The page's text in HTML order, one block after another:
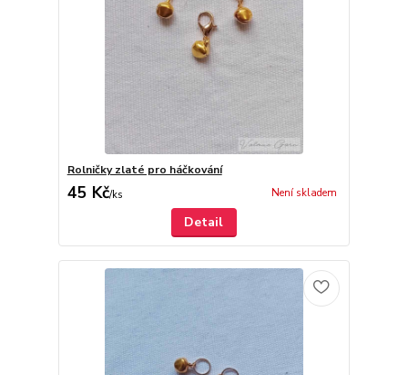
Rolničky zlaté pro háčkování
45 Kč/ks Není skladem
Detail